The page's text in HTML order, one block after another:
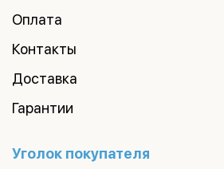
Оплата
Контакты
Доставка
Гарантии
Уголок покупателя